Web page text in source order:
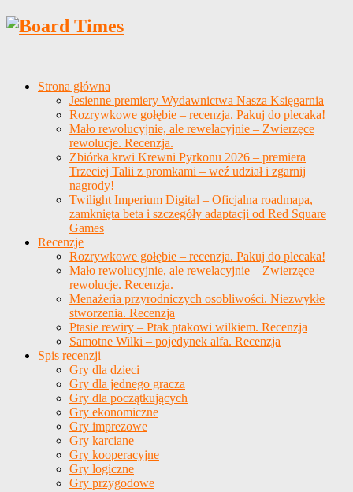
Strona główna
Jesienne premiery Wydawnictwa Nasza Księgarnia
Rozrywkowe gołębie – recenzja. Pakuj do plecaka!
Mało rewolucyjnie, ale rewelacyjnie – Zwierzęce
rewolucje. Recenzja.
Zbiórka krwi Krewni Pyrkonu 2026 – premiera
Trzeciej Talii z promkami – weź udział i zgarnij
nagrody!
Twilight Imperium Digital – Oficjalna roadmapa,
zamknięta beta i szczegóły adaptacji od Red Square
Games
Recenzje
Rozrywkowe gołębie – recenzja. Pakuj do plecaka!
Mało rewolucyjnie, ale rewelacyjnie – Zwierzęce
rewolucje. Recenzja.
Menażeria przyrodniczych osobliwości. Niezwykłe
stworzenia. Recenzja
Ptasie rewiry – Ptak ptakowi wilkiem. Recenzja
Samotne Wilki – pojedynek alfa. Recenzja
Spis recenzji
Gry dla dzieci
Gry dla jednego gracza
Gry dla początkujących
Gry ekonomiczne
Gry imprezowe
Gry karciane
Gry kooperacyjne
Gry logiczne
Gry przygodowe